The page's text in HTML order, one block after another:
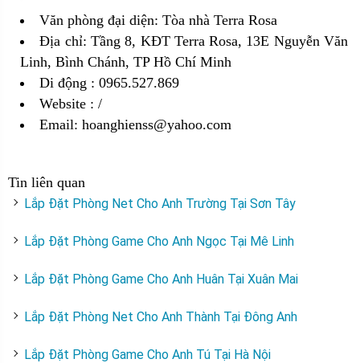
Văn phòng đại diện: Tòa nhà Terra Rosa
Địa chỉ: Tầng 8, KĐT Terra Rosa, 13E Nguyễn Văn
Linh, Bình Chánh, TP Hồ Chí Minh
Di động : 0965.527.869
Website : /
Email: hoanghienss@yahoo.com
Tin liên quan
Lắp Đặt Phòng Net Cho Anh Trường Tại Sơn Tây
Lắp Đặt Phòng Game Cho Anh Ngọc Tại Mê Linh
Lắp Đặt Phòng Game Cho Anh Huân Tại Xuân Mai
Lắp Đặt Phòng Net Cho Anh Thành Tại Đông Anh
Lắp Đặt Phòng Game Cho Anh Tú Tại Hà Nội